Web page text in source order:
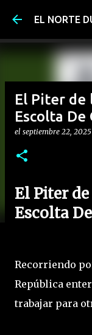
Ir
EL NORTE
El Piter de
Escolta De
el septiembre 22, 2025
El Piter
Escolta
Recorriendo
República
trabajar para